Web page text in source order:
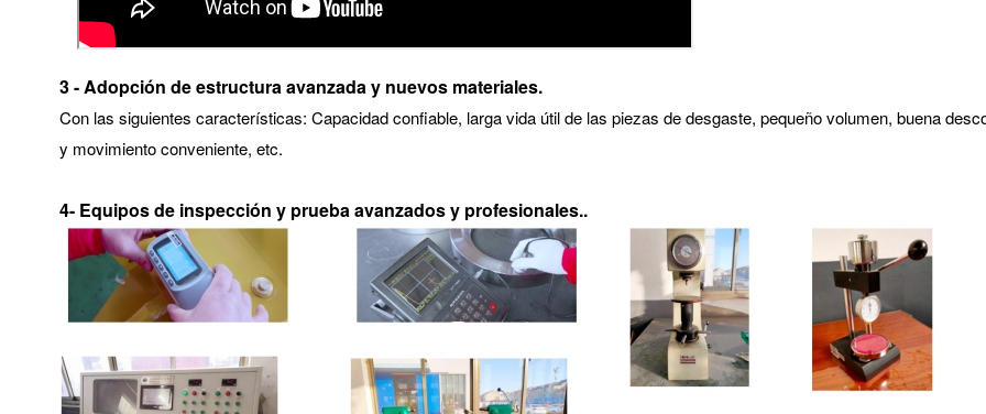
3 - Adopción de estructura avanzada y nuevos materiales.
Con las siguientes características: Capacidad confiable, larga vida útil de las piezas de desgaste, pequeño volumen, buena
y movimiento conveniente, etc.
4- Equipos de inspección y prueba avanzados y profesionales..